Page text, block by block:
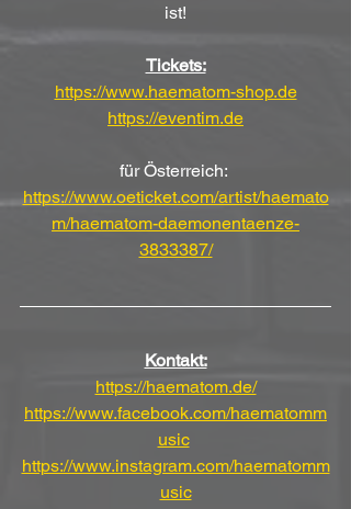
ist!
Tickets:
https://www.haematom-shop.de
https://eventim.de
für Österreich:
https://www.oeticket.com/artist/haemato
m/haematom-daemonentaenze-
3833387/
Kontakt:
https://haematom.de/
https://www.facebook.com/haematomm
usic
https://www.instagram.com/haematomm
usic